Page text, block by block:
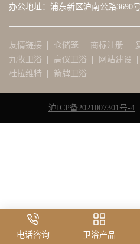
办公地址：浦东新区沪南公路3690
友情链接 仓储笼 商标注册
九牧卫浴
高仪卫浴 网站建设
杜拉维特
箭牌卫浴
沪ICP备2021007301号-4
电话咨询 卫浴产品